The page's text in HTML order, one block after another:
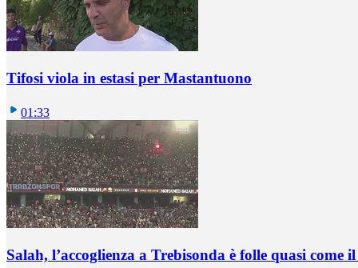
Tifosi viola in estasi per Mastantuono
01:33
Salah, l’accoglienza a Trebisonda è folle quasi come